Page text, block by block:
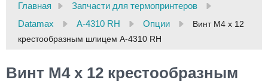
Главная
Запчасти для термопринтеров
Datamax
A-4310 RH Опции
Винт М4 х 12
крестообразным шлицем A-4310 RH
Винт М4 х 12 крестообразным